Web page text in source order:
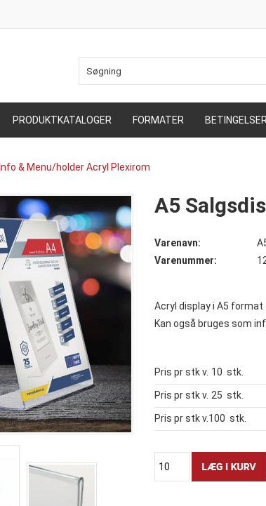
PRODUKTKATALOGER FORMATER BETINGELSER
Info & Menu/holder Acryl Plexirom
A5
Varenavn:
Varenummer:
Acryl display i A5
Kan også bruges som
Pris pr stk v. 10 stk.
Pris pr stk v. 25 stk.
Pris pr stk v.100 stk.